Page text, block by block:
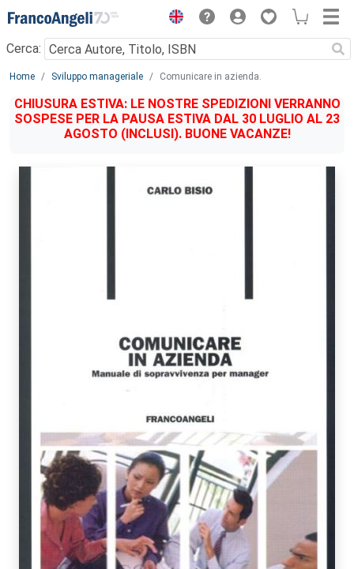
Menu
Cerca:
Main content
Home Sviluppo manageriale Comunicare in azienda.
CHIUSURA ESTIVA: LE NOSTRE SPEDIZIONI VERRANNO
SOSPESE PER LA PAUSA ESTIVA DAL 30 LUGLIO AL 23
AGOSTO (INCLUSI). BUONE VACANZE!